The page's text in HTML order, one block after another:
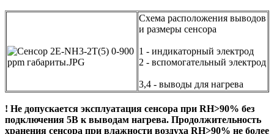
Схема расположения выводов
и размеры сенсора
1 - индикаторный электрод
2 - вспомогательный электрод
3,4 - выводы для нагрева
! Не допускается эксплуатация сенсора при RH>90% без
подключения 5В к выводам нагрева. Продолжительность
хранения сенсора при влажности воздуха RH>90% не более